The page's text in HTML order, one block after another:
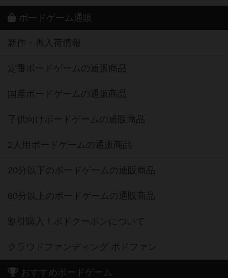
ボードゲーム通販
新作・再入荷情報
定番ボードゲームの通販商品
国産ボードゲームの通販商品
子供向けボードゲームの通販商品
2人用ボードゲームの通販商品
20分以下のボードゲームの通販商品
60分以上のボードゲームの通販商品
割引購入！ボドクーポンについて
クラウドファンディング ボドファン
おすすめボードゲーム